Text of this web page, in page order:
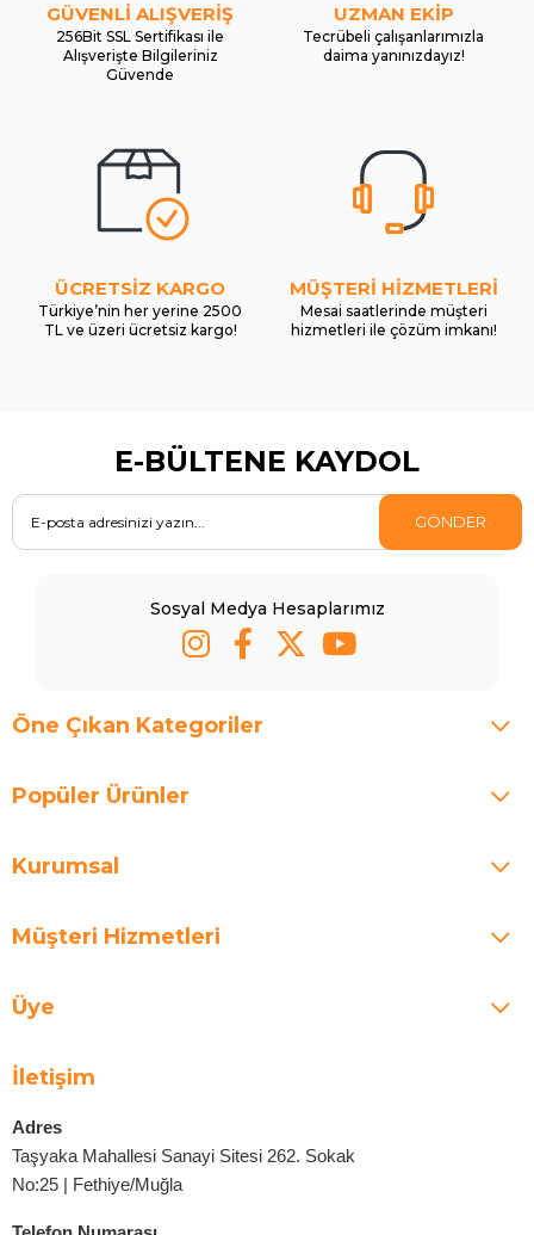
GÜVENLİ ALIŞVERİŞ
256Bit SSL Sertifikası ile
Alışverişte Bilgileriniz
Güvende
UZMAN EKİP
Tecrübeli çalışanlarımızla
daima yanınızdayız!
ÜCRETSİZ KARGO
Türkiye’nin her yerine 2500
TL ve üzeri ücretsiz kargo!
MÜŞTERİ HİZMETLERİ
Mesai saatlerinde müşteri
hizmetleri ile çözüm imkanı!
E-BÜLTENE KAYDOL
GÖNDER
Sosyal Medya Hesaplarımız
Öne Çıkan Kategoriler
Popüler Ürünler
Kurumsal
Müşteri Hizmetleri
Üye
İletişim
Adres
Taşyaka Mahallesi Sanayi Sitesi 262. Sokak
No:25 | Fethiye/Muğla